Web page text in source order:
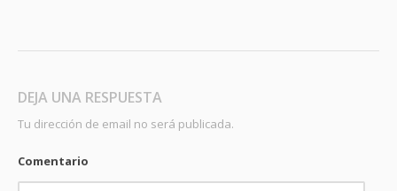
DEJA UNA RESPUESTA
Tu dirección de email no será publicada.
Comentario